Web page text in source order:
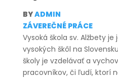
BYADMIN
ZÁVEREČNÉ PRÁCE
Vysoká škola sv. Alžbety
vysokých škôl na
školy je vzdelávať a
pracovníkov, či ľudí, ktorí